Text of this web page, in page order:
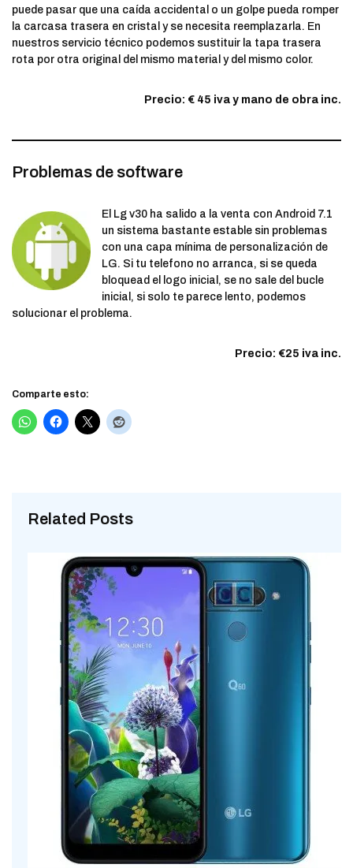
puede pasar que una caída accidental o un golpe pueda romper
la carcasa trasera en cristal y se necesita reemplazarla. En
nuestros servicio técnico podemos sustituir la tapa trasera
rota por otra original del mismo material y del mismo color.
Precio: € 45 iva y mano de obra inc.
Problemas de software
El Lg v30 ha salido a la venta con Android 7.1
un sistema bastante estable sin problemas
con una capa mínima de personalización de
LG. Si tu telefono no arranca, si se queda
bloquead el logo inicial, se no sale del bucle
inicial, si solo te parece lento, podemos
solucionar el problema.
Precio: €25 iva inc.
Comparte esto:
Related Posts